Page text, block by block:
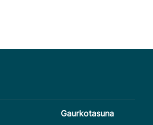
Gaurkotasuna